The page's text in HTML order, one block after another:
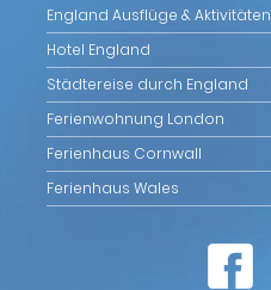
England Ausflüge & Aktivitäten
Hotel England
Städtereise durch England
Ferienwohnung London
Ferienhaus Cornwall
Ferienhaus Wales